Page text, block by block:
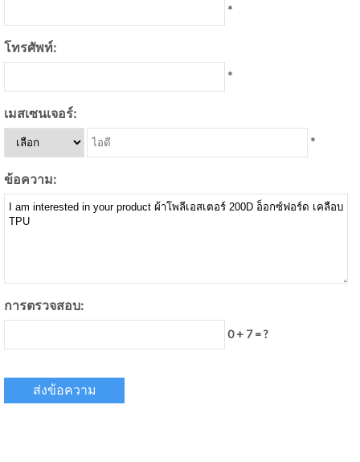
*
โทรศัพท์:
*
เมสเซนเจอร์:
*
ข้อความ:
การตรวจสอบ:
0 + 7 = ?